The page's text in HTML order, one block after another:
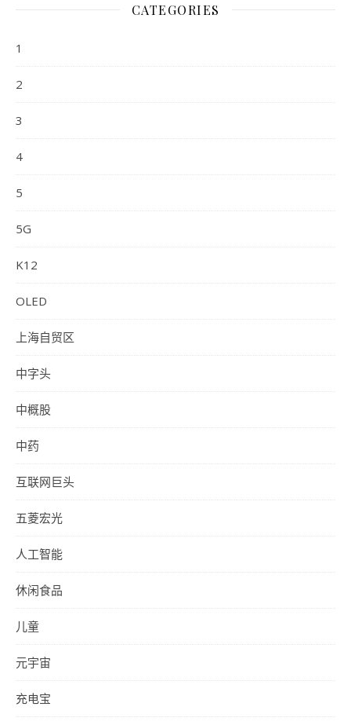
CATEGORIES
1
2
3
4
5
5G
K12
OLED
上海自贸区
中字头
中概股
中药
互联网巨头
五菱宏光
人工智能
休闲食品
儿童
元宇宙
充电宝